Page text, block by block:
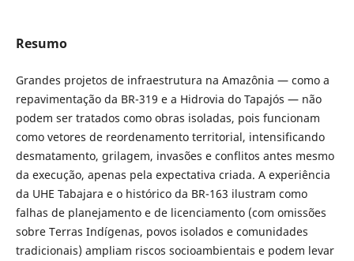
Resumo
Grandes projetos de infraestrutura na Amazônia — como a
repavimentação da BR-319 e a Hidrovia do Tapajós — não
podem ser tratados como obras isoladas, pois funcionam
como vetores de reordenamento territorial, intensificando
desmatamento, grilagem, invasões e conflitos antes mesmo
da execução, apenas pela expectativa criada. A experiência
da UHE Tabajara e o histórico da BR-163 ilustram como
falhas de planejamento e de licenciamento (com omissões
sobre Terras Indígenas, povos isolados e comunidades
tradicionais) ampliam riscos socioambientais e podem levar